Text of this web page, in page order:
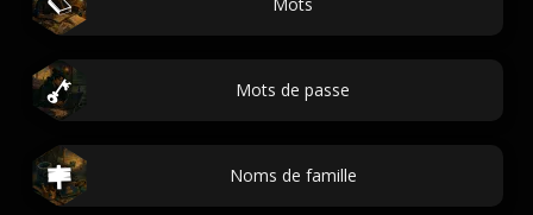
Mots de passe
Noms de famille